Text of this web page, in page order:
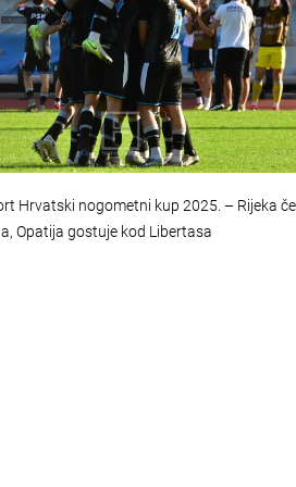
Hrvatski nogometni kup 2025. – Rijeka
Opatija gostuje kod Libertasa